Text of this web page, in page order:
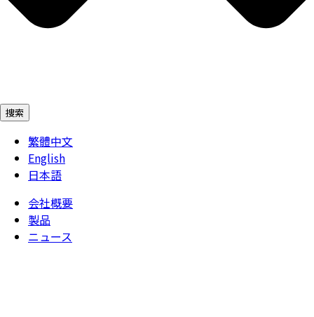
捜索
繁體中文
English
日本語
会社概要
製品
ニュース